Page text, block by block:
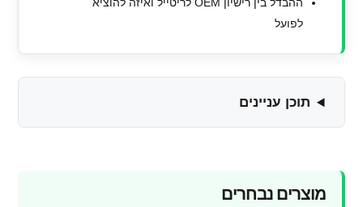
ההבדל בין רישיון OEM לריטייל ואיזה להוציא
לפועל
תוכן עניינים
מוצרים נבחרים